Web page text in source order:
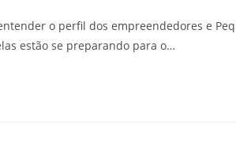
o perfil dos empreendedores e
estão se preparando para o…